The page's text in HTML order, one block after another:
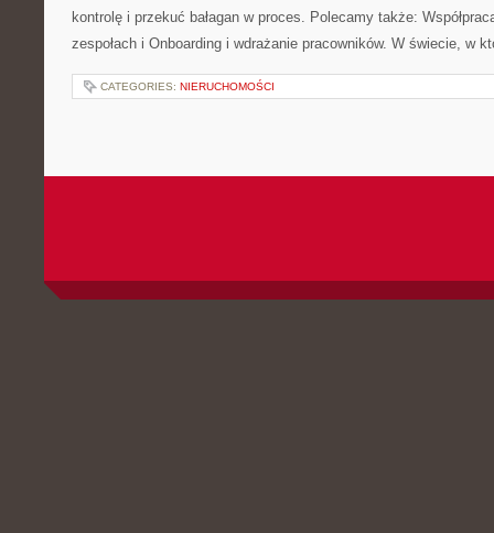
kontrolę i przekuć bałagan w proces. Polecamy także:
zespołach i Onboarding i wdrażanie pracowników. W świecie, w
CATEGORIES: NIERUCHOMOŚCI